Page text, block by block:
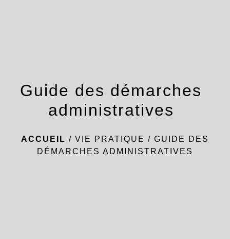
Guide des démarches
administratives
ACCUEIL / VIE PRATIQUE / GUIDE DES
DÉMARCHES ADMINISTRATIVES